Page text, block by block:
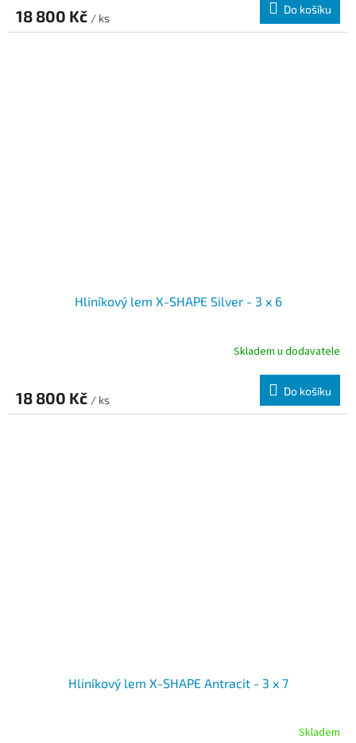
18 800 Kč / ks
Do košíku
Hliníkový lem X-SHAPE Silver - 3 x 6
Skladem u dodavatele
18 800 Kč / ks
Do košíku
Hliníkový lem X-SHAPE Antracit - 3 x 7
Skladem